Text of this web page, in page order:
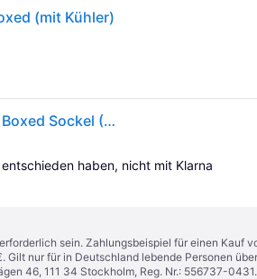
(mit Kühler)
AMD Ryzen 5 9600 6 x 3.8GHz Prozessor (CPU) Boxed Sockel (PC): AMD® AM5 65W
haben, nicht mit Klarna
sein. Zahlungsbeispiel für einen
Gilt nur für in Deutschland lebende Personen
46, 111 34 Stockholm, Reg. Nr.: 556737-